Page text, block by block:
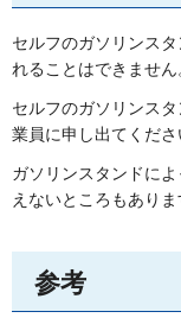
セルフのガソリンス
れることはできません
セルフのガソリンス
業員に申し出てくださ
ガソリンスタンドに
えないところもありま
参考